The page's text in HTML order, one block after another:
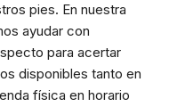
pies. En nuestra
ayudar con
para acertar
disponibles tanto en
física en horario